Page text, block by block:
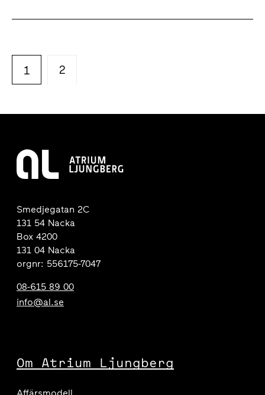
1 2
Smedjegatan 2C
131 54 Nacka
Box 4200
131 04 Nacka
orgnr: 556175-7047
08-615 89 00
info@al.se
Om Atrium Ljungberg